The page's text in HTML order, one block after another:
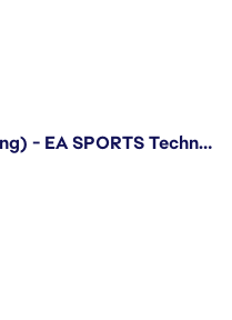
Senior Technical Artist (Rigging) - EA SPORTS Technology